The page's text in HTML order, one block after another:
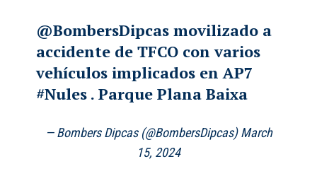
@BombersDipcas movilizado a
accidente de TFCO con varios
vehículos implicados en AP7
#Nules . Parque Plana Baixa
— Bombers Dipcas (@BombersDipcas)March
15, 2024